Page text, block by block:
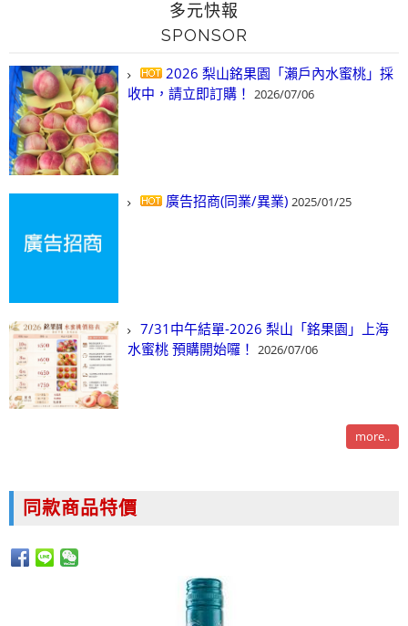
多元快報
SPONSOR
2026 梨山銘果園「瀨戶內水蜜桃」採
收中，請立即訂購！ 2026/07/06
廣告招商(同業/異業) 2025/01/25
7/31中午結單-2026 梨山「銘果園」上海
水蜜桃 預購開始囉！ 2026/07/06
more..
同款商品特價